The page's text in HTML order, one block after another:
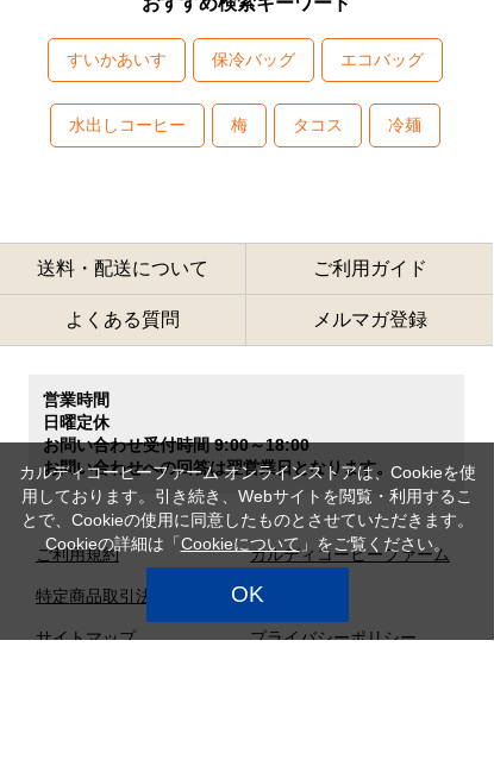
すいかあいす 保冷バッグ エコバッグ
水出しコーヒー 梅 タコス 冷麺
送料・配送について ご利用ガイド
よくある質問 メルマガ登録
営業時間
日曜定休
お問い合わせ受付時間 9:00～18:00
お問い合わせへの回答は翌営業日となります。
ご利用規約
特定商品取引法
サイトマップ
カルディコーヒーファーム
企業情報
プライバシーポリシー
カルディコーヒーファーム オンラインストアは、Cookieを使
用しております。引き続き、Webサイトを閲覧・利用するこ
とで、Cookieの使用に同意したものとさせていただきます。
Cookieの詳細は「 Cookieについて 」をご覧ください。
OK